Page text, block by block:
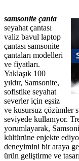
samsonite çanta
seyahat çantası
valiz bavul laptop
çantası samsonite
çantaları modelleri
ve fiyatları.
Yaklaşık 100
yıldır, Samsonite,
sofistike seyahat
severler için eşsiz
ve kusursuz çözümler
seviyede kullanıyor.
yorumlayarak,
kültürüne enjekte
deneyimini bir araya
ürün geliştirme ve